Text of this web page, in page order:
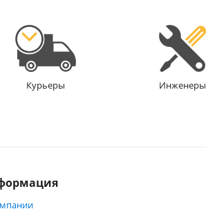
Курьеры Инженеры